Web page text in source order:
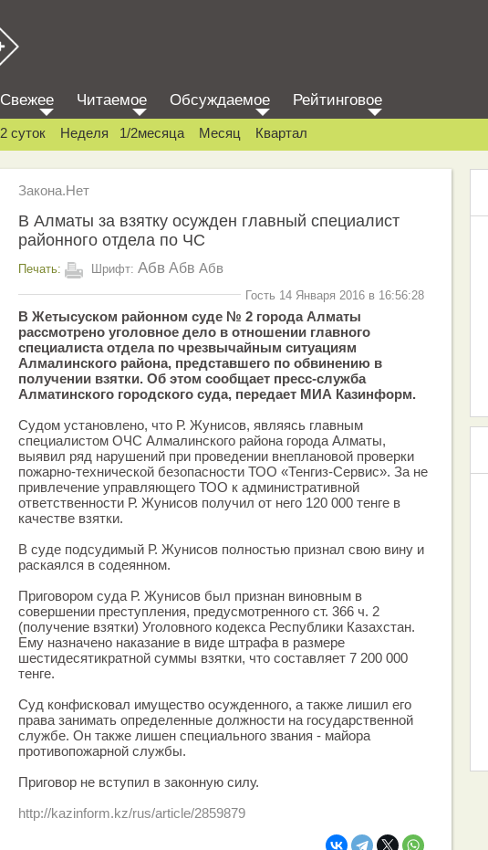
Свежее Читаемое Обсуждаемое Рейтинговое
2 суток Неделя 1/2месяца Месяц Квартал
Закона.Нет
В Алматы за взятку осужден главный специалист
районного отдела по ЧС
Печать: Шрифт: Абв Абв Абв
Гость 14 Января 2016 в 16:56:28
В Жетысуском районном суде № 2 города Алматы
рассмотрено уголовное дело в отношении главного
специалиста отдела по чрезвычайным ситуациям
Алмалинского района, представшего по обвинению в
получении взятки. Об этом сообщает пресс-служба
Алматинского городского суда, передает МИА Казинформ.
Судом установлено, что Р. Жунисов, являясь главным
специалистом ОЧС Алмалинского района города Алматы,
выявил ряд нарушений при проведении внеплановой проверки
пожарно-технической безопасности ТОО «Тенгиз-Сервис». За не
привлечение управляющего ТОО к административной
ответственности Р. Жунисов получил от него 120 000 тенге в
качестве взятки.
В суде подсудимый Р. Жунисов полностью признал свою вину и
раскаялся в содеянном.
Приговором суда Р. Жунисов был признан виновным в
совершении преступления, предусмотренного ст. 366 ч. 2
(получение взятки) Уголовного кодекса Республики Казахстан.
Ему назначено наказание в виде штрафа в размере
шестидесятикратной суммы взятки, что составляет 7 200 000
тенге.
Суд конфисковал имущество осужденного, а также лишил его
права занимать определенные должности на государственной
службе. Он также лишен специального звания - майора
противопожарной службы.
Приговор не вступил в законную силу.
http://kazinform.kz/rus/article/2859879